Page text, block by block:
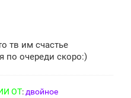
тв им счастье
по очереди скоро:)
ОТ: двойное